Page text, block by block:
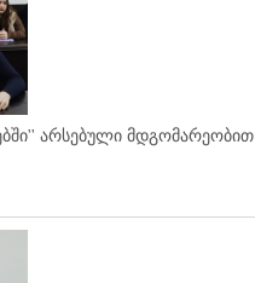
არსებული მდგომარეობით